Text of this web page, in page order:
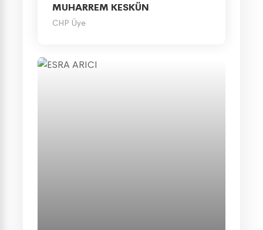
MUHARREM KESKÜN
CHP Üye